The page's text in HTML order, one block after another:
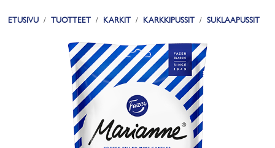
ETUSIVU TUOTTEET KARKIT KARKKIPUSSIT SUKLAAPUSSIT